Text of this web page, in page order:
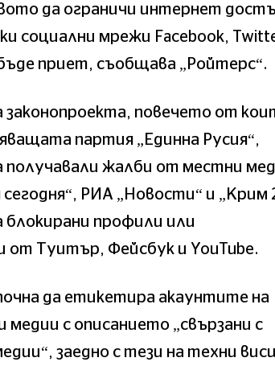
да ограничи интернет
социални мрежи Facebook,
приет, съобщава „Ройтерс“.
повечето от
партия „Единна Русия“,
получавали жалби от местни
сегодня“, РИА „Новости“ и „Крим
блокирани профили или
от Туитър, Фейсбук и YouTube.
да етикетира акаунтите на
медии с описанието „свързани с
заедно с тези на техни